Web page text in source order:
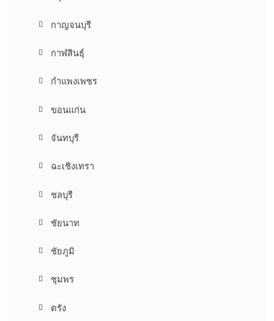
กาญจนบุรี
กาฬสินธุ์
กำแพงเพชร
ขอนแก่น
จันทบุรี
ฉะเชิงเทรา
ชลบุรี
ชัยนาท
ชัยภูมิ
ชุมพร
ตรัง